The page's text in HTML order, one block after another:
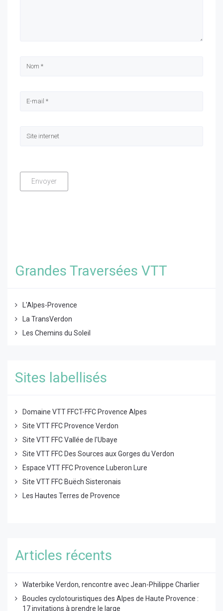
Grandes Traversées VTT
L'Alpes-Provence
La TransVerdon
Les Chemins du Soleil
Sites labellisés
Domaine VTT FFCT-FFC Provence Alpes
Site VTT FFC Provence Verdon
Site VTT FFC Vallée de l'Ubaye
Site VTT FFC Des Sources aux Gorges du Verdon
Espace VTT FFC Provence Luberon Lure
Site VTT FFC Buëch Sisteronais
Les Hautes Terres de Provence
Articles récents
Waterbike Verdon, rencontre avec Jean-Philippe Charlier
Boucles cyclotouristiques des Alpes de Haute Provence :
17 invitations à prendre le large